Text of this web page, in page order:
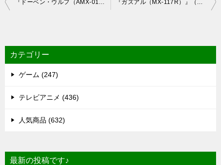
ビ
ゲ
ー
シ
カテゴリー
ゲーム (247)
テレビアニメ (436)
人気商品 (632)
最新の投稿です♪